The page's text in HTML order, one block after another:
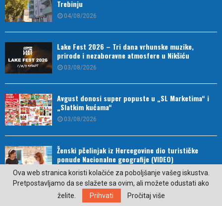
Trebinju
04/08/2026
Lake Fest 2026 – Tri dana vrhunske muzike,
prirode i nezaboravne atmosfere u Nikšiću
03/08/2026
Avgust donosi super popuste u „SL Marketima“ i
„Slatkim kućama“
03/08/2026
Ženski pčelinjak iz Hercegovine dio turističke
ponude Nacionalne geografije (VIDEO)
03/08/2026
Drugo mjesto za strijelce u finalu Kupa Republike
Ova web stranica koristi kolačiće za poboljšanje vašeg iskustva.
Pretpostavljamo da se slažete sa ovim, ali možete odustati ako
želite.
Prihvati Pročitaj više